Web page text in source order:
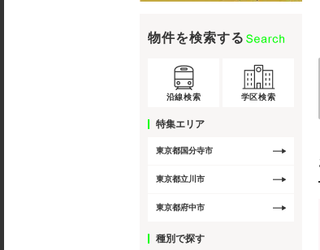
物件を検索する
沿線検索 学区検索
特集エリア
東京都国分寺市
東京都立川市
東京都府中市
種別で探す